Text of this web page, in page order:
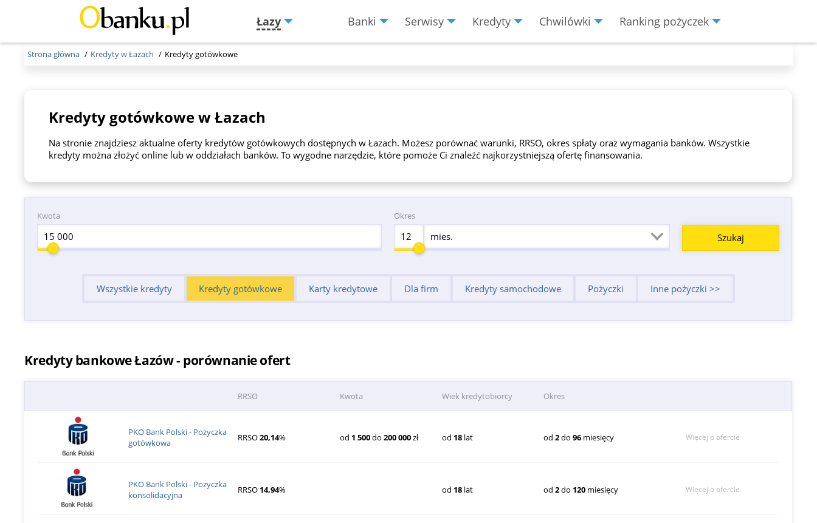
Łazy Banki Serwisy Kredyty Chwilówki Ranking pożyczek
Menu
Strona główna Kredyty w Łazach Kredyty gotówkowe
Kredyty gotówkowe w Łazach
Na stronie znajdziesz aktualne oferty kredytów gotówkowych dostępnych w Łazach. Możesz porównać warunki, RRSO, okres spłaty oraz wymagania banków. Wszystkie
kredyty można złożyć online lub w oddziałach banków. To wygodne narzędzie, które pomoże Ci znaleźć najkorzystniejszą ofertę finansowania.
Kwota Okres
mies.
Wszystkie kredyty Kredyty gotówkowe Karty kredytowe Dla firm Kredyty samochodowe Pożyczki Inne pożyczki >>
Kredyty bankowe Łazów - porównanie ofert
RRSO Kwota Wiek kredytobiorcy Okres
PKO Bank Polski - Pożyczka
gotówkowa
RRSO20,14% od 1 500do200 000zł od 18lat od2do96 miesięcy Więcej o ofercie
PKO Bank Polski - Pożyczka
konsolidacyjna
RRSO 14,94% od 18lat od2do 120 miesięcy Więcej o ofercie